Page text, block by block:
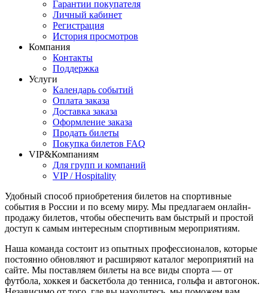
Гарантии покупателя
Личный кабинет
Регистрация
История просмотров
Компания
Контакты
Поддержка
Услуги
Календарь событий
Оплата заказа
Доставка заказа
Оформление заказа
Продать билеты
Покупка билетов FAQ
VIP&Компаниям
Для групп и компаний
VIP / Hospitality
Удобный способ приобретения билетов на спортивные
события в России и по всему миру. Мы предлагаем онлайн-
продажу билетов, чтобы обеспечить вам быстрый и простой
доступ к самым интересным спортивным мероприятиям.
Наша команда состоит из опытных профессионалов, которые
постоянно обновляют и расширяют каталог мероприятий на
сайте. Мы поставляем билеты на все виды спорта — от
футбола, хоккея и баскетбола до тенниса, гольфа и автогонок.